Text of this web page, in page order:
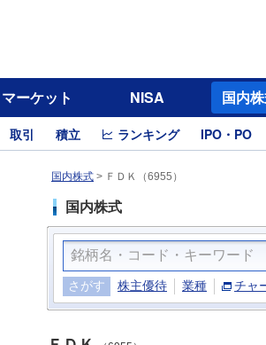
マーケット NISA 国内
取引 積立 ランキング IPO・PO
国内株式 > ＦＤＫ（6955）
国内株式
さがす 株主優待 業種 チャ